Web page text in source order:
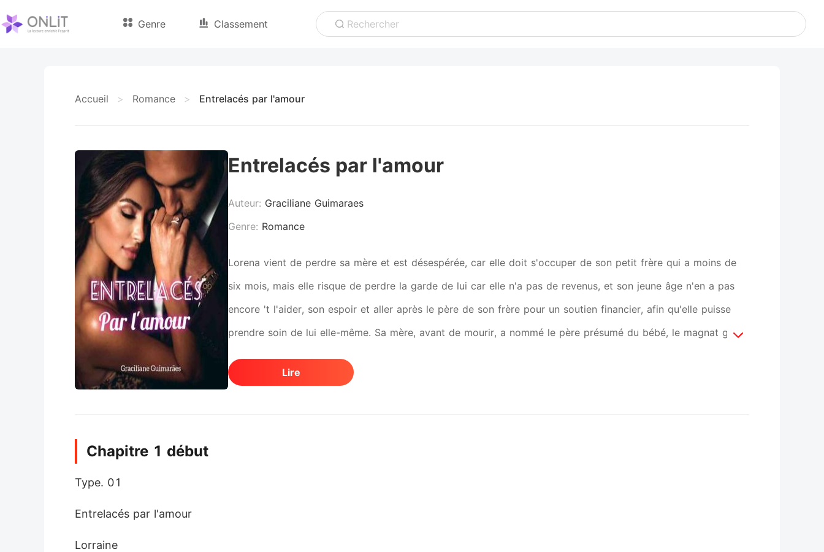
Genre Classement Rechercher
Accueil > Romance > Entrelacés par l'amour
Entrelacés par l'amour
Auteur: Graciliane Guimaraes
Genre: Romance
Lorena vient de perdre sa mère et est désespérée, car elle doit s'occuper de son petit frère qui a moins de
six mois, mais elle risque de perdre la garde de lui car elle n'a pas de revenus, et son jeune âge n'en a pas
encore 't l'aider, son espoir et aller après le père de son frère pour un soutien financier, afin qu'elle puisse
prendre soin de lui elle-même. Sa mère, avant de mourir, a nommé le père présumé du bébé, le magnat grec
Hermès Lykaios. C'est un milliardaire dans l'immobilier, c'est un homme marié et au-dessus de tout soupçon.
Cependant, bientôt Lorena aura la triste mission de se rendre dans cette famille traditionnelle et d'exiger la
Lire
Chapitre 1 début
Type. 01
Entrelacés par l'amour
Lorraine